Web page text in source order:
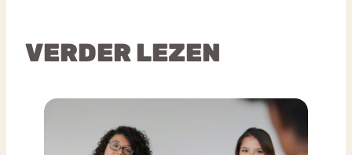
VERDER LEZEN